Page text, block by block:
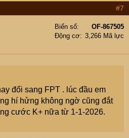
#7
Biển số
OF-867505
Động cơ
3,266 Mã lực
đổi sang FPT . lúc đầu em
hí hửng không ngờ cũng đắt
cước K+ nữa từ 1-1-2026.